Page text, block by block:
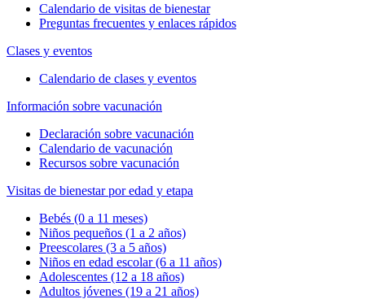
Calendario de visitas de bienestar
Preguntas frecuentes y enlaces rápidos
Clases y eventos
Calendario de clases y eventos
Información sobre vacunación
Declaración sobre vacunación
Calendario de vacunación
Recursos sobre vacunación
Visitas de bienestar por edad y etapa
Bebés (0 a 11 meses)
Niños pequeños (1 a 2 años)
Preescolares (3 a 5 años)
Niños en edad escolar (6 a 11 años)
Adolescentes (12 a 18 años)
Adultos jóvenes (19 a 21 años)